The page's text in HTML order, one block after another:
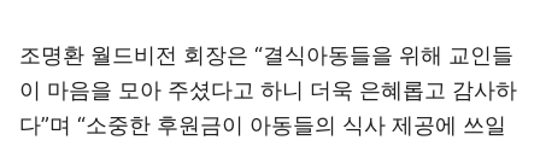
조명환 월드비전 회장은 “결식아동들을 위해 교인들
이 마음을 모아 주셨다고 하니 더욱 은혜롭고 감사하
다”며 “소중한 후원금이 아동들의 식사 제공에 쓰일